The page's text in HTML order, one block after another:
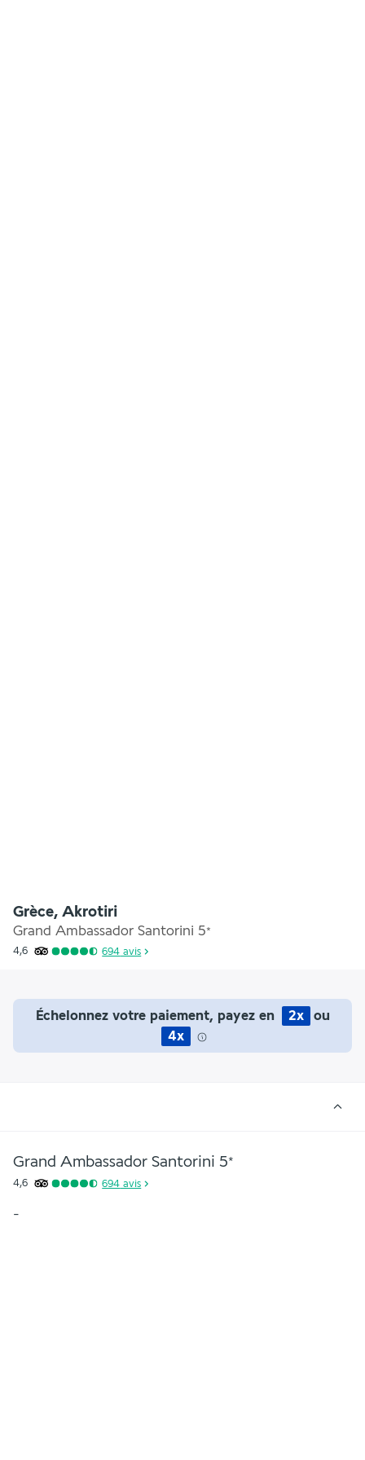
Grèce, Akrotiri
Grand Ambassador Santorini 5*
4,6 694 avis
Échelonnez votre paiement, payez en 2x
ou
4x
Grand Ambassador Santorini 5*
4,6 694 avis
-